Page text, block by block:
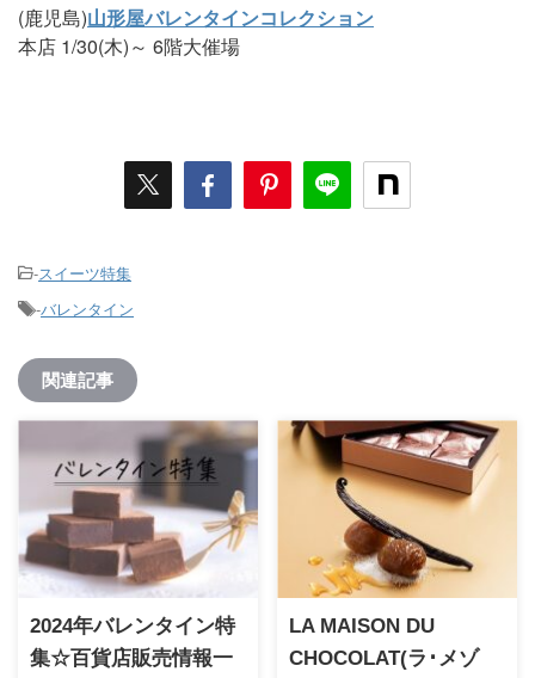
(鹿児島)山形屋バレンタインコレクション
本店 1/30(木)～ 6階大催場
-スイーツ特集
-バレンタイン
関連記事
2024年バレンタイン特
集☆百貨店販売情報一
LA MAISON DU
CHOCOLAT(ラ･メゾ